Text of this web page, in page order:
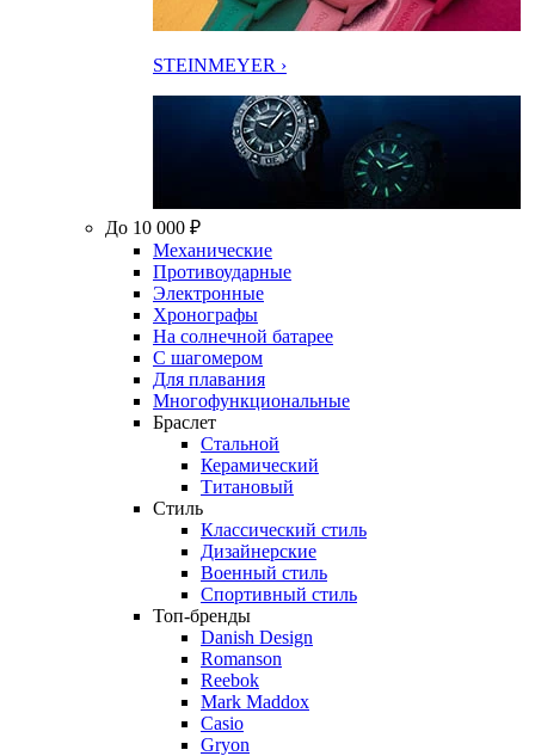
STEINMEYER ›
До 10 000 ₽
Механические
Противоударные
Электронные
Хронографы
На солнечной батарее
С шагомером
Для плавания
Многофункциональные
Браслет
Стальной
Керамический
Титановый
Стиль
Классический стиль
Дизайнерские
Военный стиль
Спортивный стиль
Топ-бренды
Danish Design
Romanson
Reebok
Mark Maddox
Casio
Gryon